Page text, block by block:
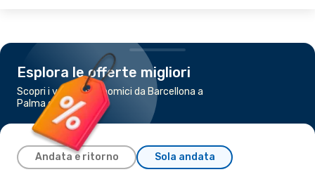
Esplora le offerte migliori
Scopri i voli più economici da Barcellona a
Palma di Maiorca
Andata e ritorno Sola andata